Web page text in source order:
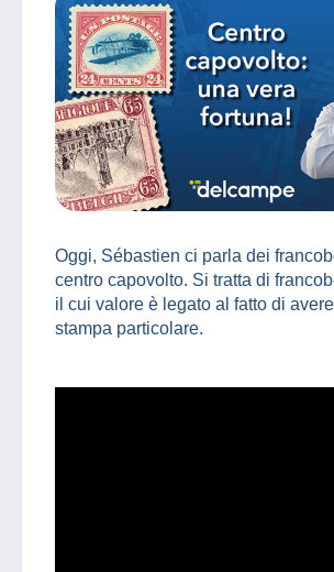
Oggi, Sébastien ci parla dei
centro capovolto. Si tratta di
il cui valore è legato al fatto di
stampa particolare.